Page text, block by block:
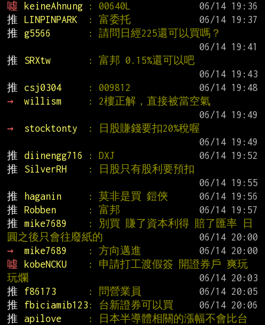
噓
keineAhnung : 00640L
推
LINPINPARK : 富委托
推
g5566
: 請問日經225還可以買嗎？
推
SRXtw
: 富邦 0.15%還可以吧
推
csj0304 : 009812
→
willism
: 2樓正解，直接被當空氣
→
stocktonty
: 日股賺錢要扣20%稅喔
推
diinengg716 : DXJ
推
SilverRH
: 日股只有股利要預扣
推
haganin : 莫非是買 鎧俠
推
Robben : 富邦
推
mike7689
: 別買 賺了資本利得 賠了匯率 日
圓之後只會往廢紙的
→
mike7689 : 方向邁進
噓
kobeNCKU
: 申請打工渡假簽 開證券戶 爽玩
玩爛
推
f86173 : 問營業員
推
fbiciamib123 : 台新證券可以買
推
apilove
: 日本半導體相關的漲幅不會比台